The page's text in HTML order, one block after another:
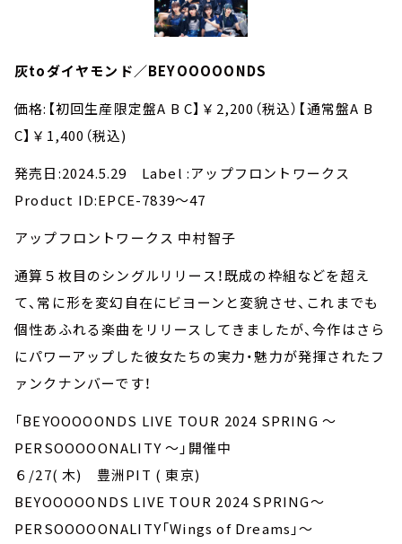
灰toダイヤモンド／BEYOOOOONDS
価格:【初回生産限定盤A B C】￥2,200（税込）【通常盤A B
C】￥1,400（税込)
発売日:2024.5.29 Label :アップフロントワークス
Product ID:EPCE-7839～47
アップフロントワークス 中村智子
通算５枚目のシングルリリース！既成の枠組などを超え
て、常に形を変幻自在にビヨーンと変貌させ、これまでも
個性あふれる楽曲をリリースしてきましたが、今作はさら
にパワーアップした彼女たちの実力・魅力が発揮されたフ
ァンクナンバーです！
「BEYOOOOONDS LIVE TOUR 2024 SPRING ～
PERSOOOOONALITY ～」開催中
６/27( 木) 豊洲PIT ( 東京)
BEYOOOOONDS LIVE TOUR 2024 SPRING～
PERSOOOOONALITY「Wings of Dreams」～